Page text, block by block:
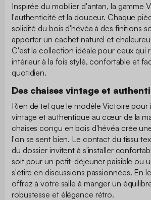
Inspirée du mobilier d'antan, la gamme
l'authenticité et la douceur. Chaque
solidité du bois d'hévéa à des finitions
apporter un cachet naturel et
C'est la collection idéale pour ceux qui
intérieur à la fois stylé, confortable et
quotidien.
Des chaises vintage et
Rien de tel que le modèle Victoire pour
vintage et authentique au cœur de la
chaises conçu en bois d'hévéa crée
l'on se sent bien. Le contact du tissu
du dossier invitent à s'installer
soit pour un petit-déjeuner paisible ou
s'étire en discussions passionnées. En
offrez à votre salle à manger un
robustesse et élégance rétro.